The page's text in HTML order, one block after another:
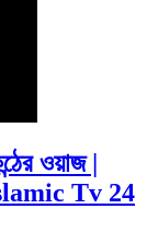
ওয়াজ |
Islamic Tv 24